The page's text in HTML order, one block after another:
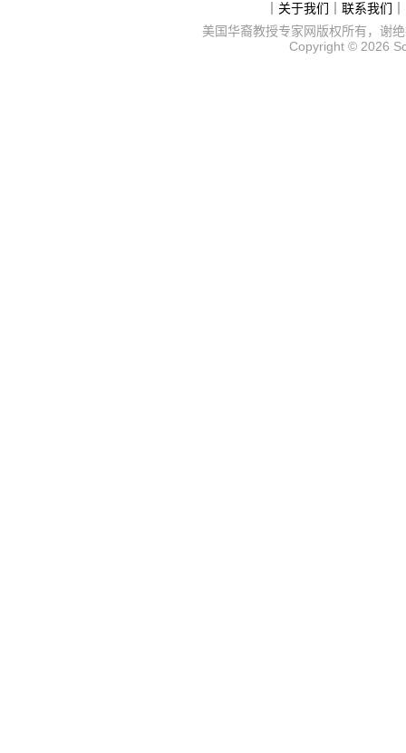
关于我们 联系我们
美国华裔教授专家网版权所有，谢
Copyright © 2026